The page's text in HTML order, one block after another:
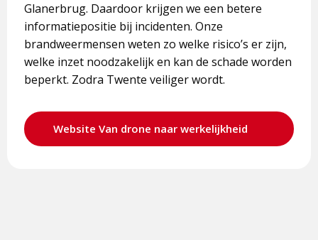
Glanerbrug. Daardoor krijgen we een betere
informatiepositie bij incidenten. Onze
brandweermensen weten zo welke risico’s er zijn,
welke inzet noodzakelijk en kan de schade worden
beperkt. Zodra Twente veiliger wordt.
Website Van drone naar werkelijkheid